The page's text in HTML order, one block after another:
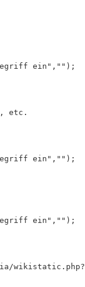
ein","");
etc.
ein","");
ein","");
wikistatic.php?